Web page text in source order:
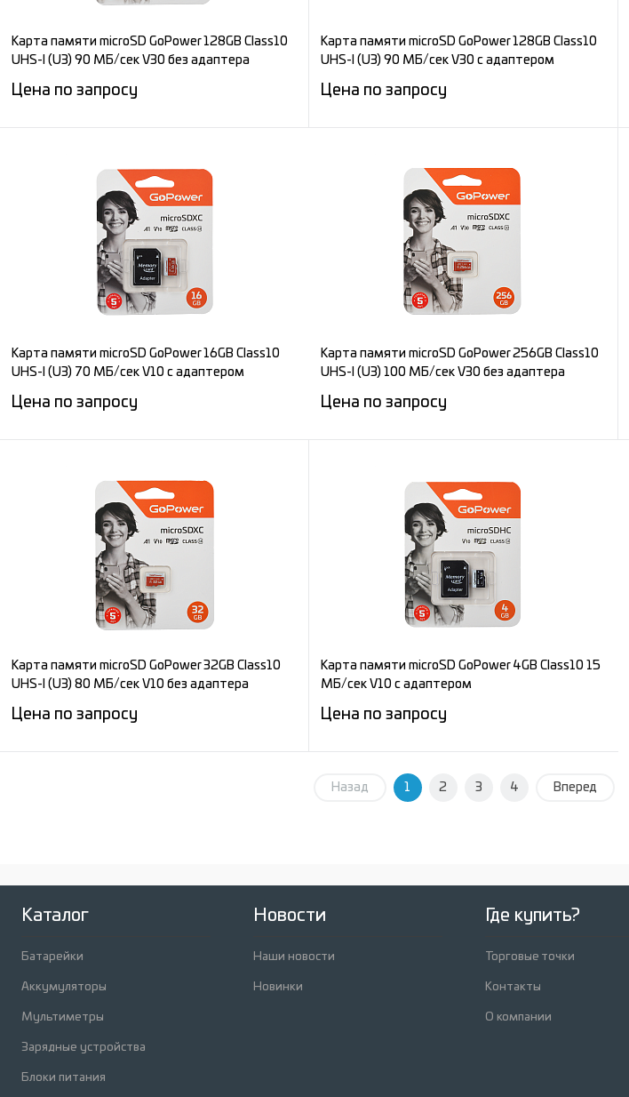
Карта памяти microSD GoPower 128GB Class10
UHS-I (U3) 90 МБ/сек V30 без адаптера
Цена по запросу
В избранное
Карта памяти microSD GoPower 128GB Class10
UHS-I (U3) 90 МБ/сек V30 с адаптером
Цена по запросу
Сравнение
В избранное
Карта памяти microSD GoPower 16GB Class10
UHS-I (U3) 70 МБ/сек V10 с адаптером
Цена по запросу
В избранное
Карта памяти microSD GoPower 256GB Class10
UHS-I (U3) 100 МБ/сек V30 без адаптера
Цена по запросу
В избранное
Карта памяти microSD GoPower 32GB Class10
UHS-I (U3) 80 МБ/сек V10 без адаптера
Цена по запросу
Карта памяти microSD GoPower 4GB Class10 15
МБ/сек V10 с адаптером
Цена по запросу
Запросить цену
Назад 1 2 3 4 Вперед
Каталог
Батарейки
Аккумуляторы
Мультиметры
Зарядные устройства
Блоки питания
Новости
Наши новости
Новинки
Где купить?
Торговые точки
Контакты
О компании